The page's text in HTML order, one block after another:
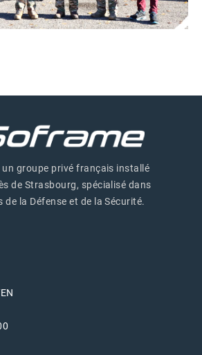
un groupe privé français installé
de Strasbourg, spécialisé dans
de la Défense et de la Sécurité.